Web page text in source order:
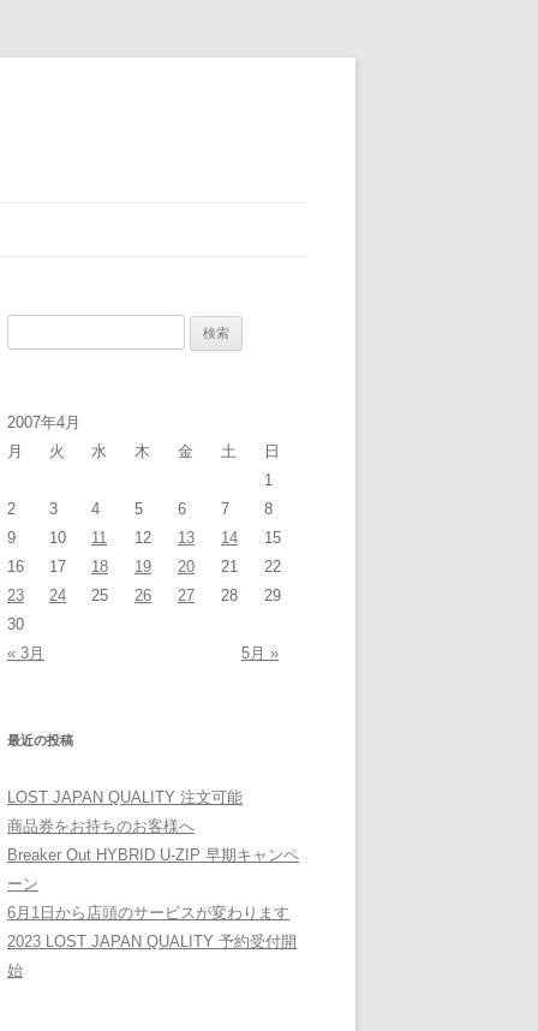
2007年4月
月
火 水 木 金 土
日
1
2
3 4 5 6 7
8
9
10 11 12 13 14
15
16
17 18 19 20 21
22
23
24 25 26 27 28
29
30
« 3月
5月 »
最近の投稿
LOST JAPAN QUALITY 注文可能
商品券をお持ちのお客様へ
Breaker Out HYBRID U-ZIP 早期キャンペ
ーン
6月1日から店頭のサービスが変わります
2023 LOST JAPAN QUALITY 予約受付開
始